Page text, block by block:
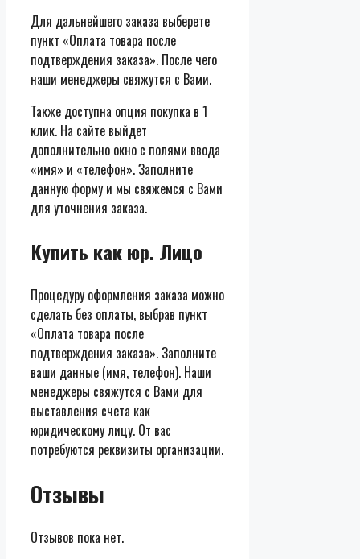
Для дальнейшего заказа выберете
пункт «Оплата товара после
подтверждения заказа». После чего
наши менеджеры свяжутся с Вами.
Также доступна опция покупка в 1
клик. На сайте выйдет
дополнительно окно с полями ввода
«имя» и «телефон». Заполните
данную форму и мы свяжемся с Вами
для уточнения заказа.
Купить как юр. Лицо
Процедуру оформления заказа можно
сделать без оплаты, выбрав пункт
«Оплата товара после
подтверждения заказа». Заполните
ваши данные (имя, телефон). Наши
менеджеры свяжутся с Вами для
выставления счета как
юридическому лицу. От вас
потребуются реквизиты организации.
Отзывы
Отзывов пока нет.